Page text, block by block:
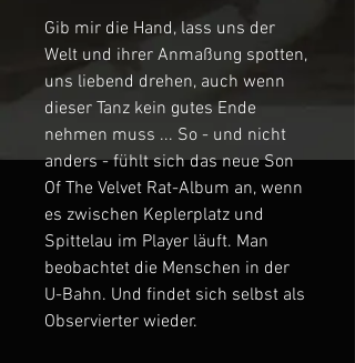
Gib mir die Hand, lass uns der
Welt und ihrer Anmaßung spotten,
uns liebend drehen, auch wenn
dieser Tanz kein gutes Ende
nehmen muss ... So - und nicht
anders - fühlt sich das neue Son
Of The Velvet Rat-Album an, wenn
es zwischen Keplerplatz und
Spittelau im Player läuft. Man
beobachtet die Menschen in der
U-Bahn. Und findet sich selbst als
Observierter wieder.